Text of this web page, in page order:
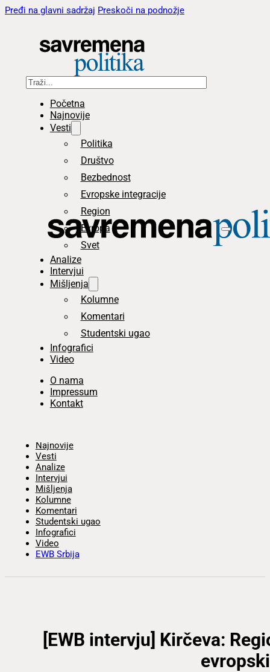
Pređi na glavni sadržaj Preskoči na podnožje
Pretraga
Početna
Najnovije
Vesti
Politika
Društvo
Bezbednost
Evropske integracije
Region
Evropa
Svet
Analize
Intervjui
Mišljenja
Kolumne
Komentari
Studentski ugao
Infografici
Video
O nama
Impressum
Kontakt
Najnovije
Vesti
Analize
Intervjui
Mišljenja
Kolumne
Komentari
Studentski ugao
Infografici
Video
EWB Srbija
[EWB intervju] Kirčeva: